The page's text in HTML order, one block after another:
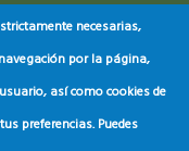
necesarias,
por la página,
así como cookies de
preferencias. Puedes